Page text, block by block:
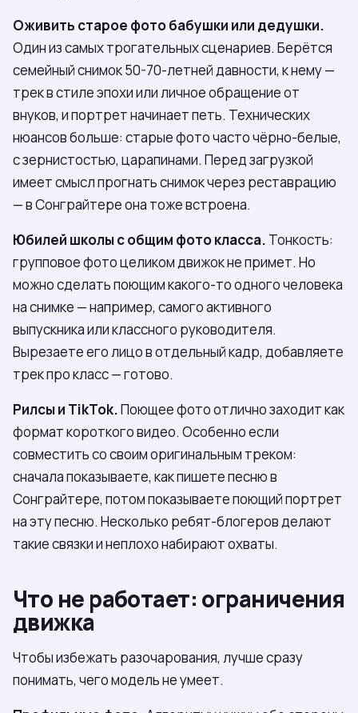
Оживить старое фото бабушки или дедушки.
Один из самых трогательных сценариев. Берётся
семейный снимок 50-70-летней давности, к нему —
трек в стиле эпохи или личное обращение от
внуков, и портрет начинает петь. Технических
нюансов больше: старые фото часто чёрно-белые,
с зернистостью, царапинами. Перед загрузкой
имеет смысл прогнать снимок через реставрацию
— в Сонграйтере она тоже встроена.
Юбилей школы с общим фото класса. Тонкость:
групповое фото целиком движок не примет. Но
можно сделать поющим какого-то одного человека
на снимке — например, самого активного
выпускника или классного руководителя.
Вырезаете его лицо в отдельный кадр, добавляете
трек про класс — готово.
Рилсы и TikTok.Поющее фото отлично заходит как
формат короткого видео. Особенно если
совместить со своим оригинальным треком:
сначала показываете, как пишете песню в
Сонграйтере, потом показываете поющий портрет
на эту песню. Несколько ребят-блогеров делают
такие связки и неплохо набирают охваты.
Что не работает: ограничения
движка
Чтобы избежать разочарования, лучше сразу
понимать, чего модель не умеет.